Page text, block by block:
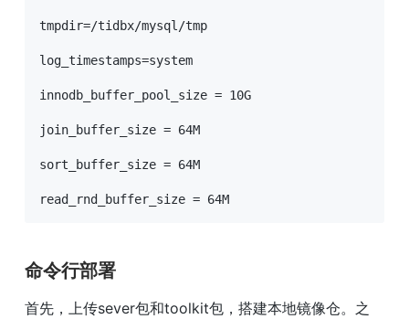
tmpdir=/tidbx/mysql/tmp
log_timestamps=system
innodb_buffer_pool_size = 10G
join_buffer_size = 64M
sort_buffer_size = 64M
read_rnd_buffer_size = 64M
命令行部署
首先，上传sever包和toolkit包，搭建本地镜像仓。之